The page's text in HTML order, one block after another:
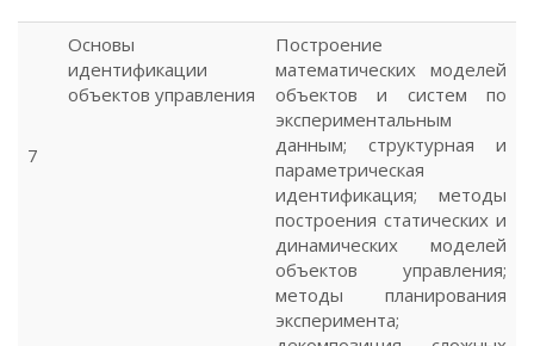
7
Основы
идентификации
объектов управления
Построение
математических моделей
объектов и систем по
экспериментальным
данным; структурная и
параметрическая
идентификация; методы
построения статических и
динамических моделей
объектов управления;
методы планирования
эксперимента;